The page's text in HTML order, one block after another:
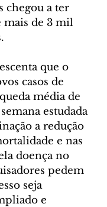
chegou a ter
mais de 3 mil
que o
casos de
média de
estudada
a redução
e nas
doença no
pedem
seja
e